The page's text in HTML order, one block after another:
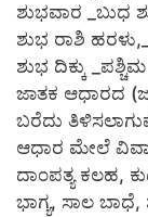
ಶುಭವಾರ _ಬುಧ
ಶುಭ ರಾಶಿ
ಶುಭ ದಿಕ್ಕು _ಪಶ್ಚಿಮ
ಜಾತಕ ಆಧಾರದ
ಬರೆದು
ಆಧಾರ ಮೇಲೆ
ದಾಂಪತ್ಯ ಕಲಹ,
ಭಾಗ್ಯ, ಸಾಲ